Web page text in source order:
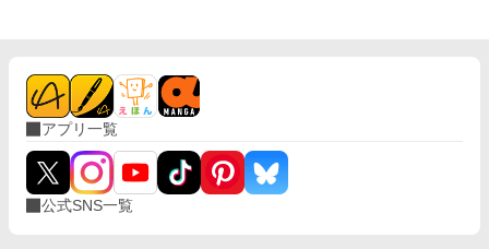
アプリ一覧
公式SNS一覧